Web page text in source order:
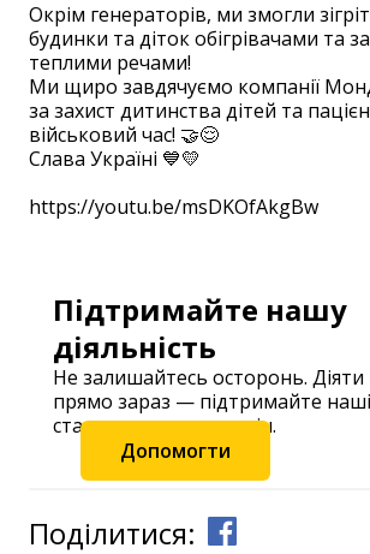
Окрім генераторів, ми змогли
будинки та діток обігрівачами та
теплими речами!
Ми щиро завдячуємо компанії
за захист дитинства дітей та
військовий час! 🤝😌
Слава Україні 💙💛
https://youtu.be/msDKOfAkgBw
Підтримайте нашу
діяльність
Не залишайтесь осторонь.
прямо зараз — підтримайте
станьте частиною змін.
Допомогти
Поділитися: